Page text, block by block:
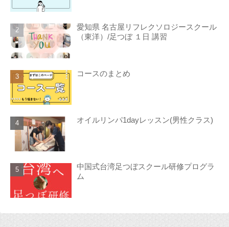
愛知県 名古屋リフレクソロジースクール
（東洋）/足つぼ １日 講習
コースのまとめ
オイルリンパ1dayレッスン(男性クラス)
中国式台湾足つぼスクール研修プログラ
ム